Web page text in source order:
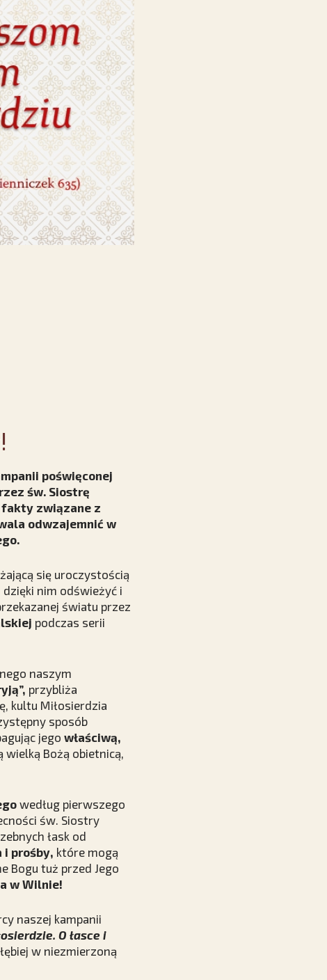
poświęconej
św. Siostrę
fakty związane z
odwzajemnić w
się uroczystością
nim odświeżyć i
światu przez
podczas serii
naszym
przybliża
kultu Miłosierdzia
sposób
jego właściwą,
Bożą obietnicą,
według pierwszego
św. Siostry
łask od
i prośby, które mogą
Bogu tuż przed Jego
w Wilnie!
naszej kampanii
O łasce i
w niezmierzoną